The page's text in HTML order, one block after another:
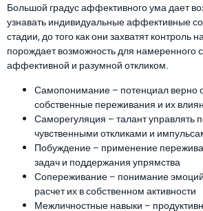
Большой градус аффективного ума дает
узнавать индивидуальные аффективные
стадии, до того как они захватят контроль
порождает возможность для намеренного
аффективной и разумной откликом.
Самопонимание – потенциал верно
собственные переживания и их
Саморегуляция – талант управлять
чувственными откликами и
Побуждение – применение
задач и поддержания упрямства
Сопереживание – понимание
расчет их в собственном активности
Межличностные навыки –